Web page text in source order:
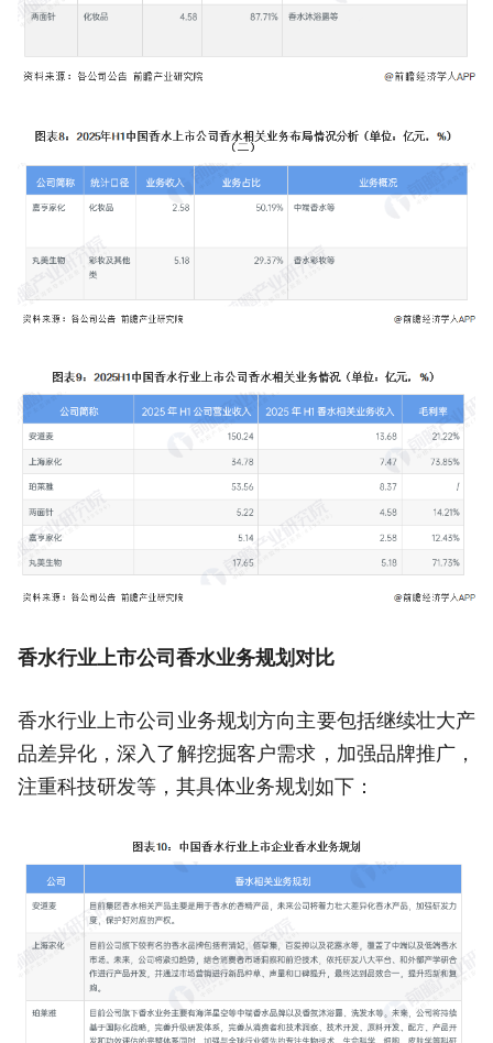
香水行业上市公司香水业务规划对比
香水行业上市公司业务规划方向主要包括继续壮大产
品差异化，深入了解挖掘客户需求，加强品牌推广，
注重科技研发等，其具体业务规划如下：